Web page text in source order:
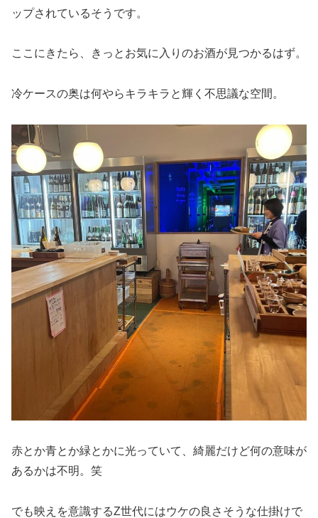
ップされているそうです。
ここにきたら、きっとお気に入りのお酒が見つかるはず。
冷ケースの奥は何やらキラキラと輝く不思議な空間。
赤とか青とか緑とかに光っていて、綺麗だけど何の意味が
あるかは不明。笑
でも映えを意識するZ世代にはウケの良さそうな仕掛けで